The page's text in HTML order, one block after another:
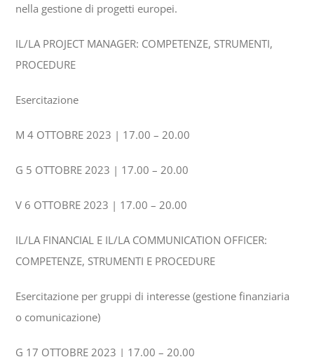
nella gestione di progetti europei.
IL/LA PROJECT MANAGER: COMPETENZE, STRUMENTI,
PROCEDURE
Esercitazione
M 4 OTTOBRE 2023 | 17.00 – 20.00
G 5 OTTOBRE 2023 | 17.00 – 20.00
V 6 OTTOBRE 2023 | 17.00 – 20.00
IL/LA FINANCIAL E IL/LA COMMUNICATION OFFICER:
COMPETENZE, STRUMENTI E PROCEDURE
Esercitazione per gruppi di interesse (gestione finanziaria
o comunicazione)
G 17 OTTOBRE 2023 | 17.00 – 20.00